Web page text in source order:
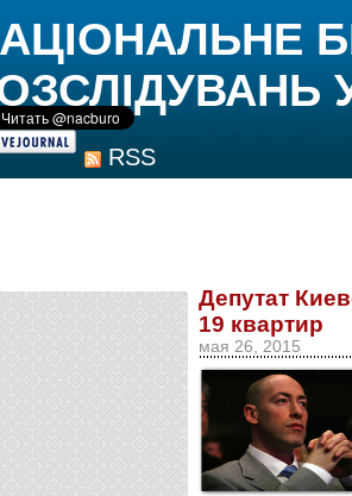
RSS
Депутат
19 квартир
мая 26, 2015